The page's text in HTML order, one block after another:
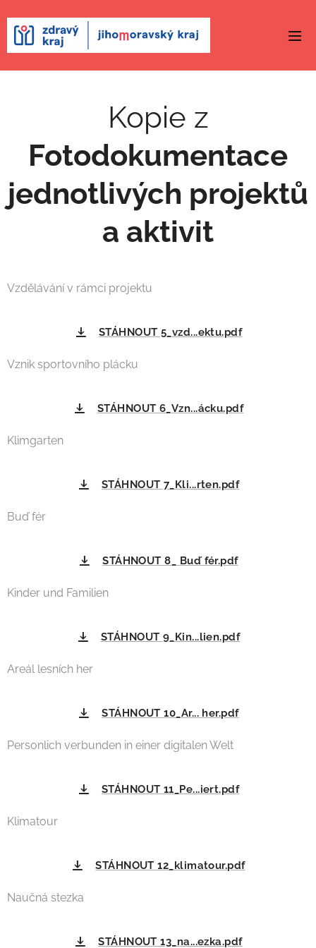
Kopie z
Fotodokumentace
jednotlivých projektů
a aktivit
Vzdělávání v rámci projektu
STÁHNOUT 5_vzd...ektu.pdf
Vznik sportovního plácku
STÁHNOUT 6_Vzn...ácku.pdf
Klimgarten
STÁHNOUT 7_Kli...rten.pdf
Buď fér
STÁHNOUT 8_ Buď fér.pdf
Kinder und Familien
STÁHNOUT 9_Kin...lien.pdf
Areál lesních her
STÁHNOUT 10_Ar... her.pdf
Personlich verbunden in einer digitalen Welt
STÁHNOUT 11_Pe...iert.pdf
Klimatour
STÁHNOUT 12_klimatour.pdf
Naučná stezka
STÁHNOUT 13_na...ezka.pdf